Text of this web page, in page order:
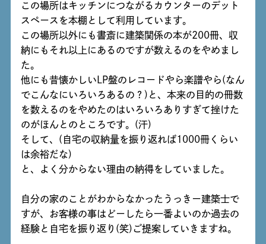
この場所はキッチンにつながるカウンターのデット
スペースを本棚として利用しています。
この場所以外にも書斎に建築関係の本が200冊、収
納にもそれ以上にあるのですが数えるのをやめまし
た。
他にも昔懐かしいLP盤のレコードやら楽譜やら(なん
でこんなにいろいろあるの？)と、本来の目的の冊数
を数えるのをやめたのはいろいろありすぎて挫けた
のがほんとのところです。(汗)
そして、(自宅の収納量を振り返れば1000冊くらい
は余裕だな)
と、よく分からない理由の納得をしていました。
自分の家のことがわからなかったうっきー建築士で
すが、お客様の事はどーしたら一番よいのか過去の
経験と自宅を振り返り(笑)ご提案していきますね。